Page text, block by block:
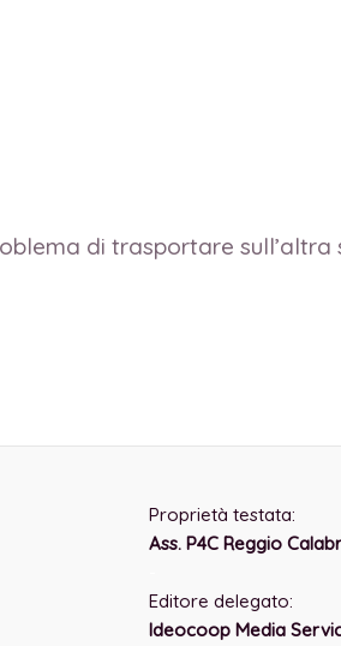
di trasportare
Proprietà testata:
Ass. P4C Reggio
Editore delegato:
Ideocoop Media